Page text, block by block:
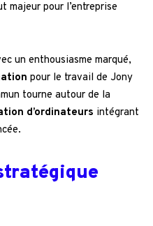
majeur pour l’entreprise
un enthousiasme marqué,
pour le travail de Jony
tourne autour de la
d’ordinateurs intégrant